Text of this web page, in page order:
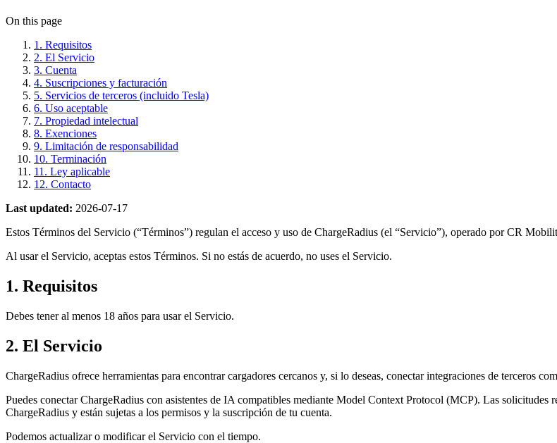
On this page
1. Requisitos
2. El Servicio
3. Cuenta
4. Suscripciones y facturación
5. Servicios de terceros (incluido Tesla)
6. Uso aceptable
7. Propiedad intelectual
8. Exenciones
9. Limitación de responsabilidad
10. Terminación
11. Ley aplicable
12. Contacto
Last updated: 2026-07-17
Estos Términos del Servicio (“Términos”) regulan el acceso y uso de ChargeRadius (el “Servicio”), operado por CR
Al usar el Servicio, aceptas estos Términos. Si no estás de acuerdo, no uses el Servicio.
1. Requisitos
Debes tener al menos 18 años para usar el Servicio.
2. El Servicio
ChargeRadius ofrece herramientas para encontrar cargadores cercanos y, si lo deseas, conectar integraciones de terceros
Puedes conectar ChargeRadius con asistentes de IA compatibles mediante Model Context Protocol (MCP). Las solicitudes
ChargeRadius y están sujetas a los permisos y la suscripción de tu cuenta.
Podemos actualizar o modificar el Servicio con el tiempo.